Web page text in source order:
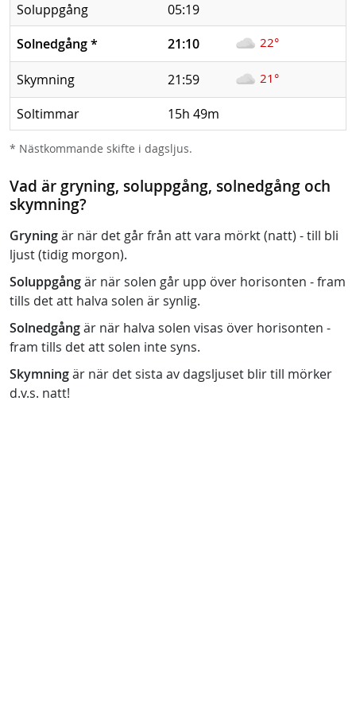
Soluppgång
05:19
Solnedgång* 21:10 22°
Skymning 21:59 21°
Soltimmar 15h 49m
* Nästkommande skifte i dagsljus.
Vad är gryning, soluppgång, solnedgång och
skymning?
Gryningär när det går från att vara mörkt (natt) - till bli
ljust (tidig morgon).
Soluppgångär när solen går upp över horisonten - fram
tills det att halva solen är synlig.
Solnedgångär när halva solen visas över horisonten -
fram tills det att solen inte syns.
Skymningär när det sista av dagsljuset blir till mörker
d.v.s. natt!